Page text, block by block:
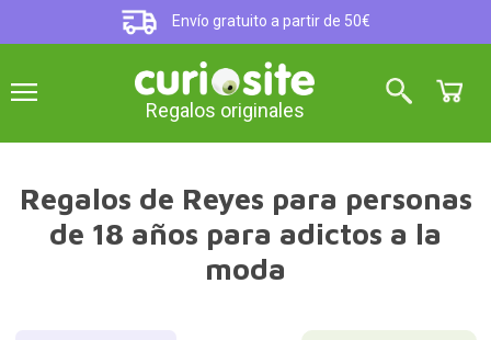
Envío gratuito a partir de 50€
Regalos originales
Regalos de Reyes para personas
de 18 años para adictos a la
moda